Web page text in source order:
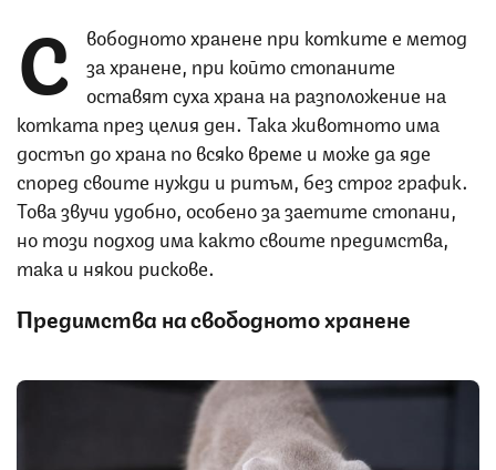
С
вободното хранене при котките е метод
за хранене, при който стопаните
оставят суха храна на разположение на
котката през целия ден. Така животното има
достъп до храна по всяко време и може да яде
според своите нужди и ритъм, без строг график.
Това звучи удобно, особено за заетите стопани,
но този подход има както своите предимства,
така и някои рискове.
Предимства на свободното хранене